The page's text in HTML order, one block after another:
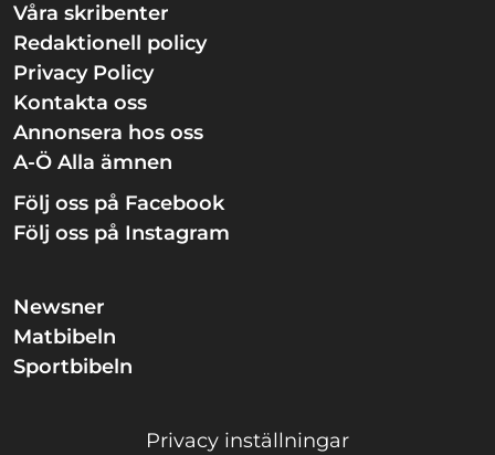
Våra skribenter
Redaktionell policy
Privacy Policy
Kontakta oss
Annonsera hos oss
A-Ö Alla ämnen
Följ oss på Facebook
Följ oss på Instagram
Newsner
Matbibeln
Sportbibeln
Privacy inställningar